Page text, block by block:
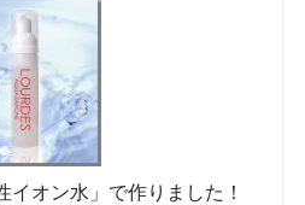
オン水」で作りました！